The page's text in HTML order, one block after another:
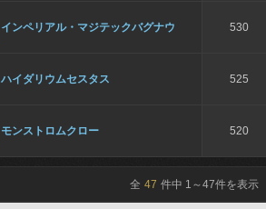
インペリアル・マジテックバグナウ 530
ハイダリウムセスタス 525
モンストロムクロー 520
全 47 件中 1 ～47件を表示